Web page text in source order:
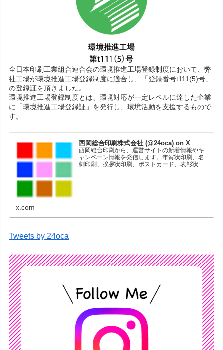
全日本印刷工業組合連合会の環境推進工場登録制度において、弊
社工場が環境推進工場登録制度に適合し、「登録番号t111(5)号」
の登録証を頂きました。
環境推進工場登録制度とは、環境対応が一定レベルに達した企業
に「環境推進工場登録証」を発行し、環境活動を支援するもので
す。
西岡総合印刷株式会社 (@24oca) on X
西岡総合印刷から、運営サイトの新着情報やキ
ャンペーン情報を発信します。年賀状印刷、名
刺印刷、挨拶状印刷、ポストカード、表彰状印
x.com
Tweets by 24oca